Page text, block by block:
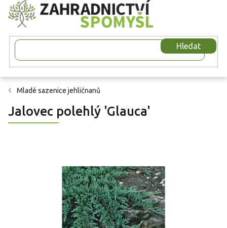
Přejít
na
obsah
Hledat
Mladé sazenice jehličnanů
Jalovec polehlý 'Glauca'